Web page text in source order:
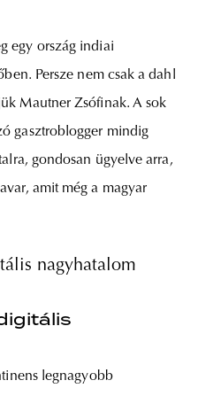
egy ország indiai
Persze nem csak a dahl
Mautner Zsófinak. A sok
gasztroblogger mindig
gondosan ügyelve arra,
amit még a magyar
legnagyobb